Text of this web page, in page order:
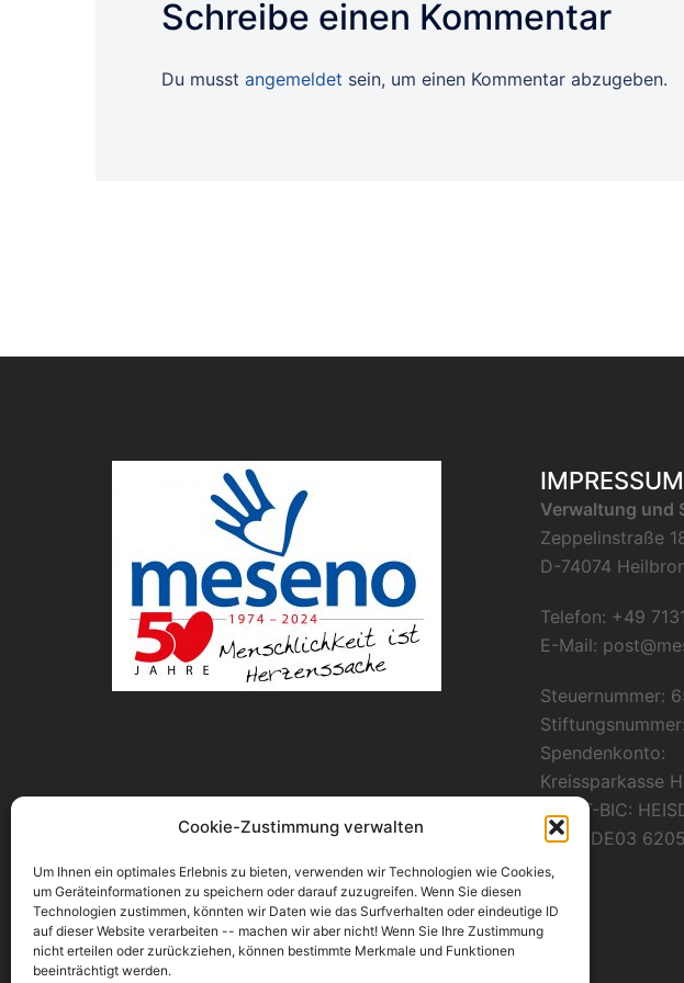
Cookie-Zustimmung verwalten
Um Ihnen ein optimales Erlebnis zu bieten, verwenden wir Technologien wie Cookies,
um Geräteinformationen zu speichern oder darauf zuzugreifen. Wenn Sie diesen
Technologien zustimmen, könnten wir Daten wie das Surfverhalten oder eindeutige ID
auf dieser Website verarbeiten -- machen wir aber nicht! Wenn Sie Ihre Zustimmung
nicht erteilen oder zurückziehen, können bestimmte Merkmale und Funktionen
beeinträchtigt werden.
Schreibe einen Kommentar
Du musst angemeldet sein, um einen Kommentar abzugeben.
IMPRESSUM
Verwaltung und
Zeppelinstraße
D-74074
Telefon: +49
E-Mail:
Steuernummer:
Spendenkonto:
Kreissparkasse
SWIFT-BIC:
IBAN: DE03